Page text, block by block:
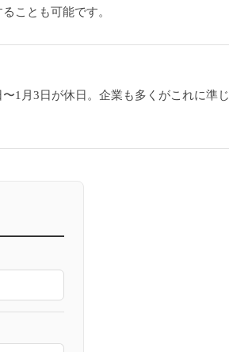
ことも可能です。
1月3日が休日。企業も多くがこれに準じ